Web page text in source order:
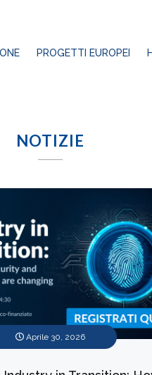
PROGETTI EUROPEI
NOTIZIE
Aprile 30, 2026